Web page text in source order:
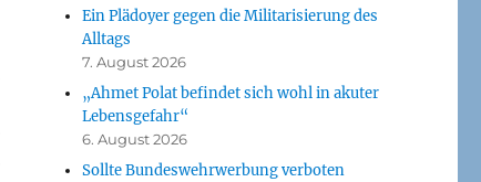
Ein Plädoyer gegen die Militarisierung des
Alltags
7. August 2026
„Ahmet Polat befindet sich wohl in akuter
Lebensgefahr“
6. August 2026
Sollte Bundeswehrwerbung verboten